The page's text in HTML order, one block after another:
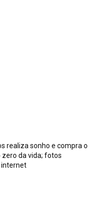
realiza sonho e compra o
da vida; fotos
internet